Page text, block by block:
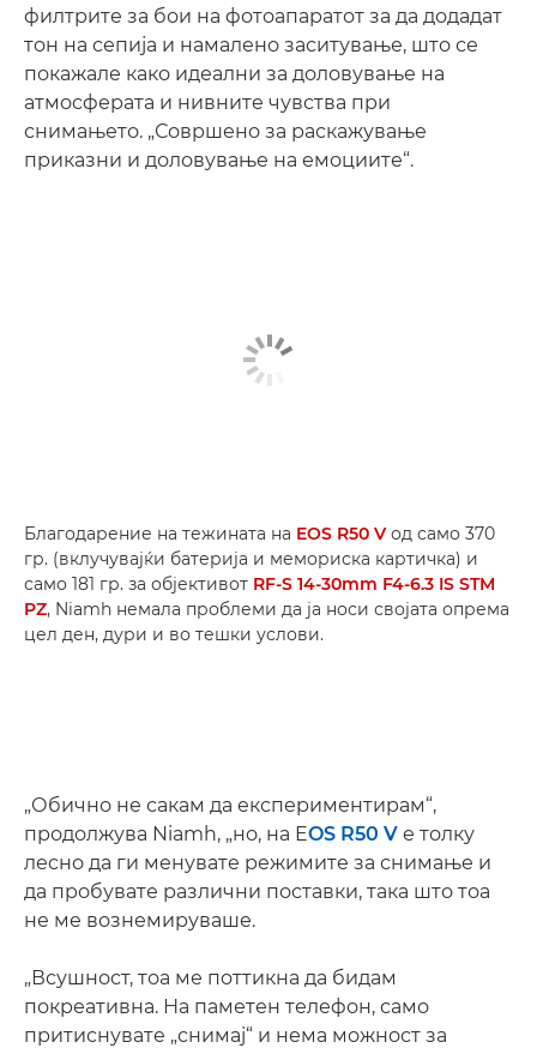
филтрите за бои на фотоапаратот за да додадат
тон на сепија и намалено заситување, што се
покажале како идеални за доловување на
атмосферата и нивните чувства при
снимањето. „Совршено за раскажување
приказни и доловување на емоциите“.
Благодарение на тежината на EOS R50 V од само 370
гр. (вклучувајќи батерија и мемориска картичка) и
само 181 гр. за објективот RF-S 14-30mm F4-6.3 IS STM
PZ, Niamh немала проблеми да ја носи својата опрема
цел ден, дури и во тешки услови.
„Обично не сакам да експериментирам“,
продолжува Niamh, „но, на EOS R50 V е толку
лесно да ги менувате режимите за снимање и
да пробувате различни поставки, така што тоа
не ме вознемируваше.
„Всушност, тоа ме поттикна да бидам
покреативна. На паметен телефон, само
притиснувате „снимај“ и нема можност за